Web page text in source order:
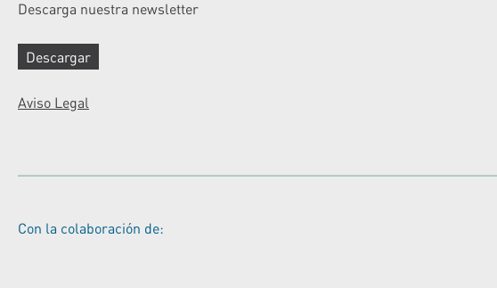
Descarga nuestra newsletter
Descargar
Aviso Legal
Con la colaboración de: